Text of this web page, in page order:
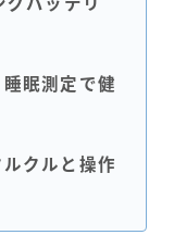
グバッテリ
眠測定で健
クルと操作